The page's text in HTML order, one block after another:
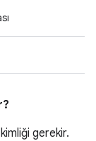
gerekir.